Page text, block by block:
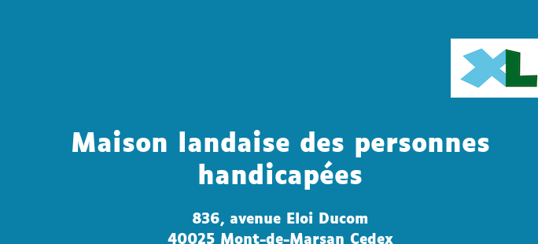
Maison landaise des personnes
handicapées
836, avenue Eloi Ducom
40025 Mont-de-Marsan Cedex